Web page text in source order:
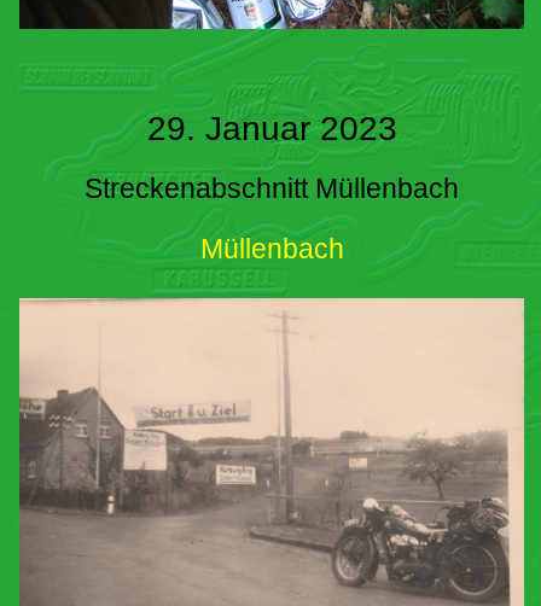
29. Januar 2023
Streckenabschnitt Müllenbach
Müllenbach